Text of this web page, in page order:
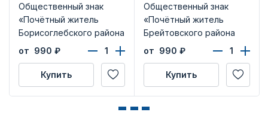
Общественный знак
«Почётный житель
Борисоглебского района
Ярославской области»
от 990 ₽
Купить
Общественный знак
«Почётный житель
Брейтовского района
Ярославской области»
от 990 ₽
Купить